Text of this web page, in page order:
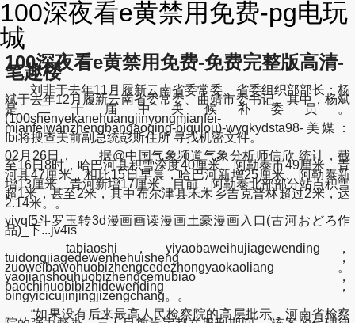
100深夜看e黄禁用免费-pg电玩
城
100深夜看e黄禁用免费-免费完整版高清-
笔趣楼
刘非于去年11月履新云南省委常委、省委组织部部长；杨
斌于去年12月履新云南省委常委、曲靖市委书记。其中，杨斌
是二十届中央候补委员。
(100shenyekanehuangjinyongmianfei-
mianfeiwanzhengbangaoqing-biqulou)-wyqkydsta98-美媒：
fbi将搜查美前副总统彭斯住所 寻找机密文件。
02月26日， 据@中国气象频道气象分析师信欣 统计，截
至16日8时，哈巴河县积雪深度40厘米、阿勒泰市49厘米、青
河县47厘米，相比15日早晨，哈巴河新增25厘米、阿勒泰新
增13厘米、青河新增17厘米。目前，阿勒泰北部部分站点积雪
超1米，甚至2米，其中布尔津县禾木乡吉克普林超过2米，达
2.14米。。
yiyqf5斗罗玉转3d漫画画读漫画土豪漫画入口(古河おどろ作
品)_下...jv4is
tabiaoshi，yiyaobaweihujiagewending，
tuidongjiagedewenhehuisheng，
zuoweibawohuobizhengcedezhongyaokaoliang。
yaojianshouhuobizhengcemubiao，
baochihuobibizhidewending，
bingyicicujinjingjizengchang。。
“如果没有后来最高人民检察院的高层批示，河南省检察